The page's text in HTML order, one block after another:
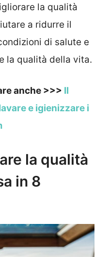
la qualità
a ridurre il
di salute e
la qualità della vita.
anche >>> Il
e igienizzare i
la qualità
in 8